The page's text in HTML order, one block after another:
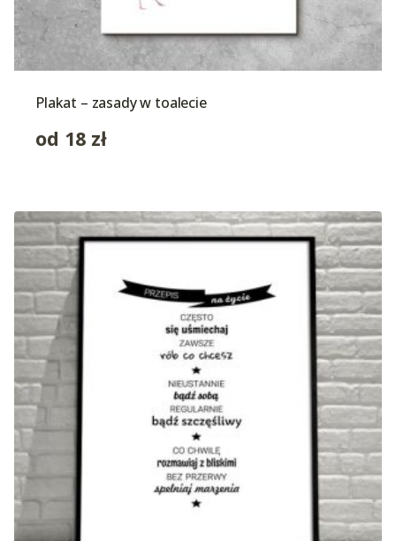
Plakat – zasady w toalecie
od 18 zł